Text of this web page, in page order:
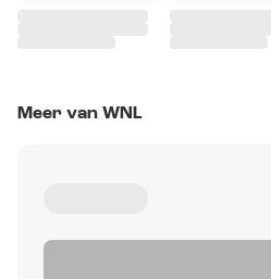
Meer van WNL